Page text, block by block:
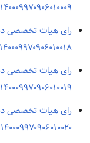
۱۴۰۰۰۹۹۷۰۹۰۶۰۱۰۰۰۹ ،کلاسه پرونده: ۹۹۰۱۸۷۱)
رای هیات تخصصی
۱۴۰۰۰۹۹۷۰۹۰۶۰۱۰۰۱۸ ،کلاسه پرونده: ۹۹۰۰۶۲۲)
رای هیات تخصصی
۱۴۰۰۰۹۹۷۰۹۰۶۰۱۰۰۱۹ ،کلاسه پرونده: ۹۷۰۱۹۳۱ و ۹۸۰۲۲۲۳)
رای هیات تخصصی
۱۴۰۰۰۹۹۷۰۹۰۶۰۱۰۰۲۰ ،کلاسه پرونده: ۹۷۰۱۹۳۱ و ۹۸۰۲۲۲۳)